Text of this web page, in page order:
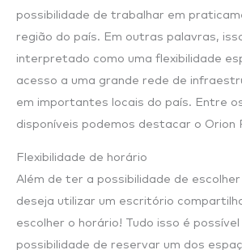
possibilidade de trabalhar em
região do país. Em outras palavras,
interpretado como uma flexibilidade
acesso a uma grande rede de
em importantes locais do país. Entre
disponíveis podemos destacar o Orion
Flexibilidade de horário
Além de ter a possibilidade de
deseja utilizar um escritório
escolher o horário! Tudo isso é
possibilidade de reservar um dos